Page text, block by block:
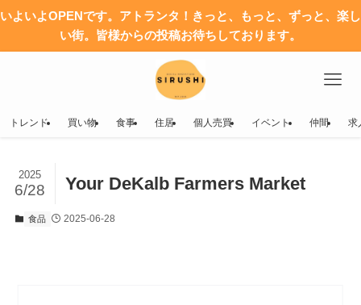
いよいよOPENです。アトランタ！きっと、もっと、ずっと、楽し
い街。皆様からの投稿お待ちしております。
トレンド 買い物 食事 住居 個人売買 イベント 仲間 求
Your DeKalb Farmers Market
2025
6/28
食品 2025-06-28